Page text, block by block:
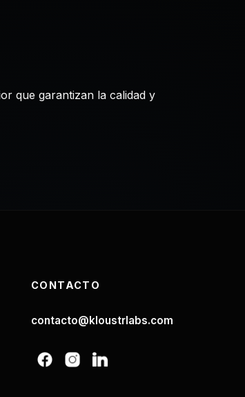
que garantizan la calidad y
CONTACTO
contacto@kloustrlabs.com